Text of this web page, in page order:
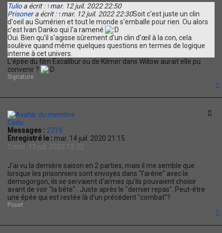
Tulioa écrit : ↑mar. 12 juil. 2022 22:50
Prisonera écrit : ↑mar. 12 juil. 2022 22:30Soit c'est juste un clin
d'oeil au Sumérien et tout le monde s'emballe pour rien. Ou alors
c'est Ivan Danko qui l'a ramené
Oui. Bien qu'il s'agisse sûrement d'un clin d'œil à la con, cela
soulève quand même quelques questions en termes de logique
interne à cet univers.
L'épée du film Excalibur ou de Kilmer dans Willow aurait elle pu
convenir ?
Signature
Cocu
Messages : 2719
Enregistré le : mar. 14 juil. 2020 21:15
mer. 13 juil. 2022 12:32
J'ai vu la dernière saison en 2 parties, mais il me semble que
lorsque les prisonniers sont envoyés dans "l'arène" avec le
demogorgon, ils se servaient d'armes qu'ils pouvaient choisir
avant de voir "la bête" . Juste après le "dernier repas". Peut-être
une épée qui est restée là d'un précédent "combat"?
Pouet